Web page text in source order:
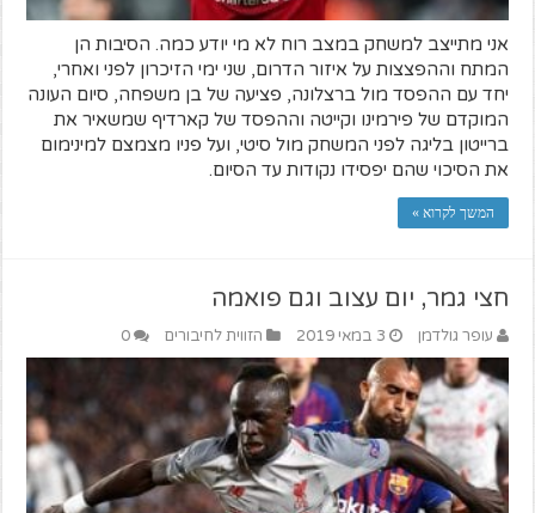
אני מתייצב למשחק במצב רוח לא מי יודע כמה. הסיבות הן
המתח וההפצצות על איזור הדרום, שני ימי הזיכרון לפני ואחרי,
יחד עם ההפסד מול ברצלונה, פציעה של בן משפחה, סיום העונה
המוקדם של פירמינו וקייטה וההפסד של קארדיף שמשאיר את
ברייטון בליגה לפני המשחק מול סיטי, ועל פניו מצמצם למינימום
את הסיכוי שהם יפסידו נקודות עד הסיום.
המשך לקרוא »
חצי גמר, יום עצוב וגם פואמה
עופר גולדמן 3 במאי 2019 הזווית לחיבורים 0